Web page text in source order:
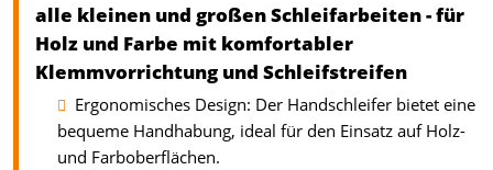
alle kleinen und großen Schleifarbeiten - für
Holz und Farbe mit komfortabler
Klemmvorrichtung und Schleifstreifen
Ergonomisches Design: Der Handschleifer bietet eine
bequeme Handhabung, ideal für den Einsatz auf Holz-
und Farboberflächen.